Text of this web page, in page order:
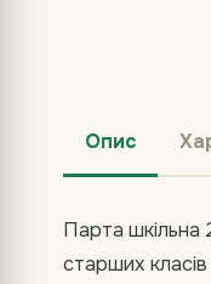
Опис
Парта шкільна
старших